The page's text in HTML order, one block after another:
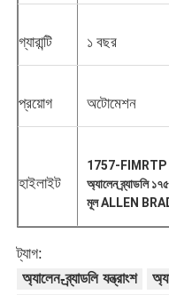
গ্যারান্টি ১ বছর
প্রয়োগ অটোমেশন
হাইলাইট
1757-FIMRTP
অ্যালেন ব্র্যাডলি
মূল ALLEN
ট্যাগ:
অ্যালেন-ব্র্যাডলি যন্ত্রাংশ